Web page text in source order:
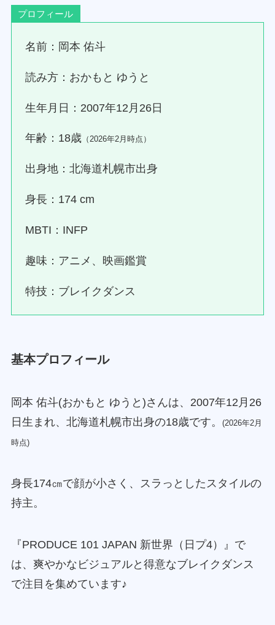
プロフィール
名前：岡本 佑斗
読み方：おかもと ゆうと
生年月日：2007年12月26日
年齢：18歳 （2026年2月時点）
出身地：北海道札幌市出身
身長：174 cm
MBTI：INFP
趣味：アニメ、映画鑑賞
特技：ブレイクダンス
基本プロフィール
岡本 佑斗(おかもと ゆうと)さんは、2007年12月26
日生まれ、北海道札幌市出身の18歳です。
(2026年2月
時点)
身長174㎝で顔が小さく、スラっとしたスタイルの
持主。
『PRODUCE 101 JAPAN 新世界（日プ4）』で
は、爽やかなビジュアルと得意なブレイクダンス
で注目を集めています♪